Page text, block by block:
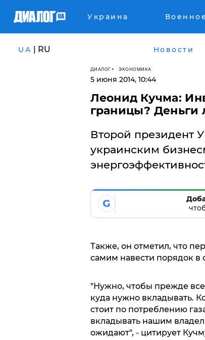
Украина
UA | RU Новости
ДИАЛОГ ЭКОНОМИКА
5 июня 2014, 10:44
Леонид Кучма:
границы?
Второй президент
украинским
G
Также, он отметил, что
самим навести порядок в
"Нужно, чтобы прежде
куда нужно вкладывать.
стоит по потреблению
вкладывать нашим
ожидают", - цитирует